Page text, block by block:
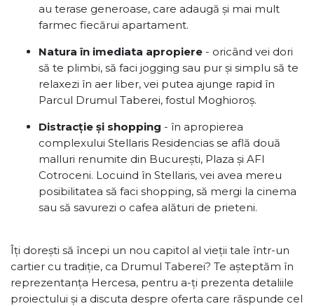
au terase generoase, care adaugă și mai mult
farmec fiecărui apartament.
Natura în imediata apropiere - oricând vei dori
să te plimbi, să faci jogging sau pur și simplu să te
relaxezi în aer liber, vei putea ajunge rapid în
Parcul Drumul Taberei, fostul Moghioroș.
Distracție și shopping - în apropierea
complexului Stellaris Residencias se află două
malluri renumite din București, Plaza și AFI
Cotroceni. Locuind în Stellaris, vei avea mereu
posibilitatea să faci shopping, să mergi la cinema
sau să savurezi o cafea alături de prieteni.
Îți dorești să începi un nou capitol al vieții tale într-un
cartier cu tradiție, ca Drumul Taberei? Te așteptăm în
reprezentanța Hercesa, pentru a-ți prezenta detaliile
proiectului și a discuta despre oferta care răspunde cel